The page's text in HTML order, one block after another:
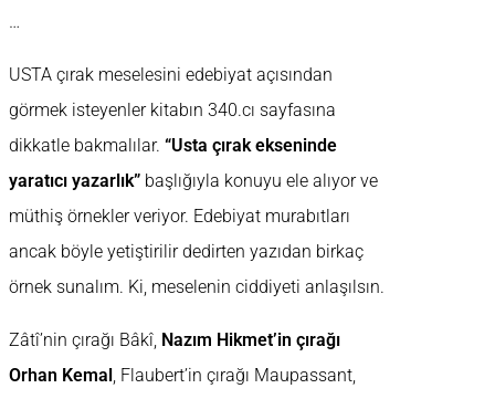
…
USTA çırak meselesini edebiyat açısından
görmek isteyenler kitabın 340.cı sayfasına
dikkatle bakmalılar. “Usta çırak ekseninde
yaratıcı yazarlık” başlığıyla konuyu ele alıyor ve
müthiş örnekler veriyor. Edebiyat murabıtları
ancak böyle yetiştirilir dedirten yazıdan birkaç
örnek sunalım. Ki, meselenin ciddiyeti anlaşılsın.
Zâtî’nin çırağı Bâkî, Nazım Hikmet’in çırağı
Orhan Kemal, Flaubert’in çırağı Maupassant,